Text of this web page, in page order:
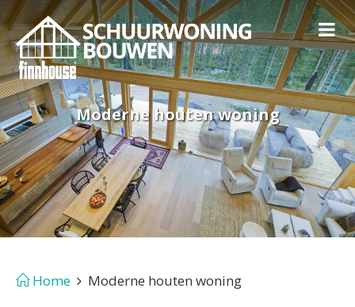
Moderne houten woning
Home Moderne houten woning